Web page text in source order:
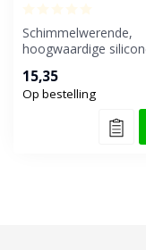
Schimmelwerende,
hoogwaardige
sanitair-, geve...
15,35
Op bestelling